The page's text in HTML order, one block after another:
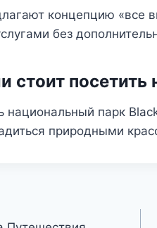
концепцию «все
без
стоит
национальный парк
природными